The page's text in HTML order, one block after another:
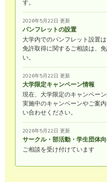
す。
2026年5月22日 更新
パンフレットの設置
大学内でのパンフレット設置は
免許取得に関するご相談は、
い。
2026年5月22日 更新
大学限定キャンペーン情報
現在、大学限定のキャンペーン
実施中のキャンペーンやご案
い合わせください。
2026年5月22日 更新
サークル・部活動・学生団体
ご相談を受け付けています